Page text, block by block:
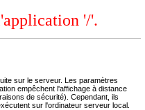
'/'.
sur le serveur. Les paramètres
empêchent l'affichage à distance
de sécurité). Cependant, ils
sur l'ordinateur serveur local.